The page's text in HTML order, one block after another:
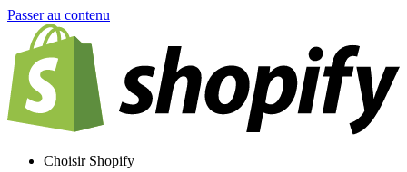
Passer au contenu
Choisir Shopify